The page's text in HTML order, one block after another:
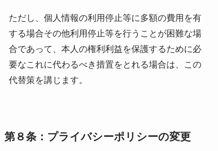
ただし、個人情報の利用停止等に多額の費用を有
する場合その他利用停止等を行うことが困難な場
合であって、本人の権利利益を保護するために必
要なこれに代わるべき措置をとれる場合は、この
代替策を講じます。
第８条：プライバシーポリシーの変更